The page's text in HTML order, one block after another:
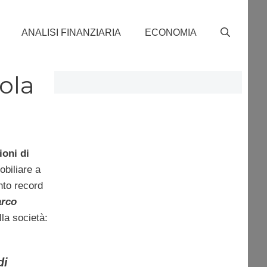
ANALISI FINANZIARIA ECONOMIA
di
a
record
società: